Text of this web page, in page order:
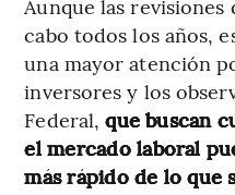
Aunque las
cabo todos los años,
una mayor atención
inversores y los
Federal,que buscan
el mercado laboral
más rápido de lo que